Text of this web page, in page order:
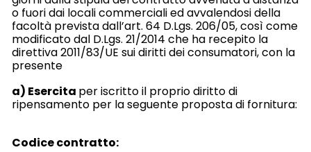
o fuori dai locali commercialied avvalendosi della
facoltà prevista dall’art. 64 D.Lgs. 206/05, così come
modificato dal D.Lgs. 21/2014 che ha recepito la
direttiva 2011/83/UE sui diritti dei consumatori, con la
presente
a) Esercita per iscritto il proprio diritto di
ripensamento per la seguente proposta di fornitura:
Codice contratto: